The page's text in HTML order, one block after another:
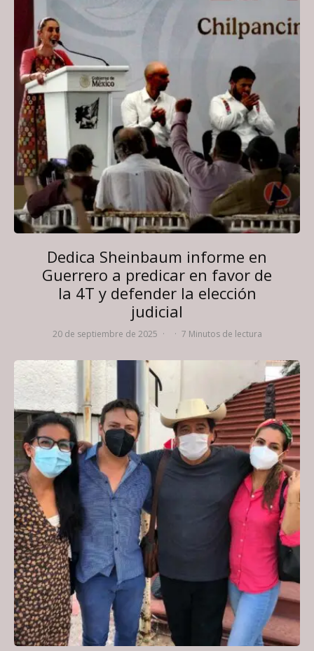
Dedica Sheinbaum informe en
Guerrero a predicar en favor de
la 4T y defender la elección
judicial
20 de septiembre de 2025 · · 7 Minutos de lectura